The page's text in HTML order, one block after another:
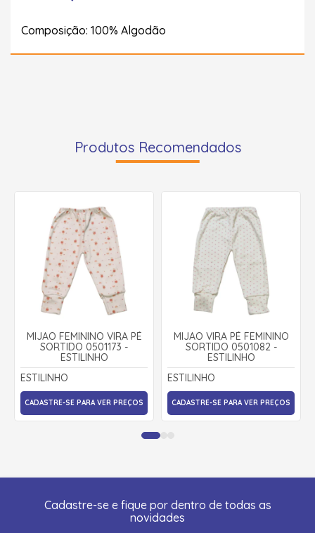
Composição: 100% Algodão
Produtos Recomendados
MIJÃO FEMININO VIRA PÉ
SORTIDO 0501173 -
ESTILINHO
ESTILINHO
CADASTRE-SE PARA VER PREÇOS
MIJÃO VIRA PÉ FEMININO
SORTIDO 0501082 -
ESTILINHO
ESTILINHO
CADASTRE-SE PARA VER PREÇOS
Cadastre-se e fique por dentro de todas as
novidades